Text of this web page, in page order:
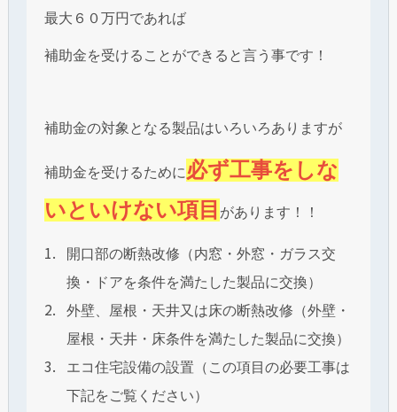
最大６０万円であれば
補助金を受けることができると言う事です！​​​​​​
補助金の対象となる製品はいろいろありますが
補助金を受けるために必ず工事をしな
いといけない項目 があります！！
開口部の断熱改修（内窓・外窓・ガラス交
換・ドアを条件を満たした製品に交換）
外壁、屋根・天井又は床の断熱改修（外壁・
屋根・天井・床条件を満たした製品に交換）
エコ住宅設備の設置（この項目の必要工事は
下記をご覧ください）